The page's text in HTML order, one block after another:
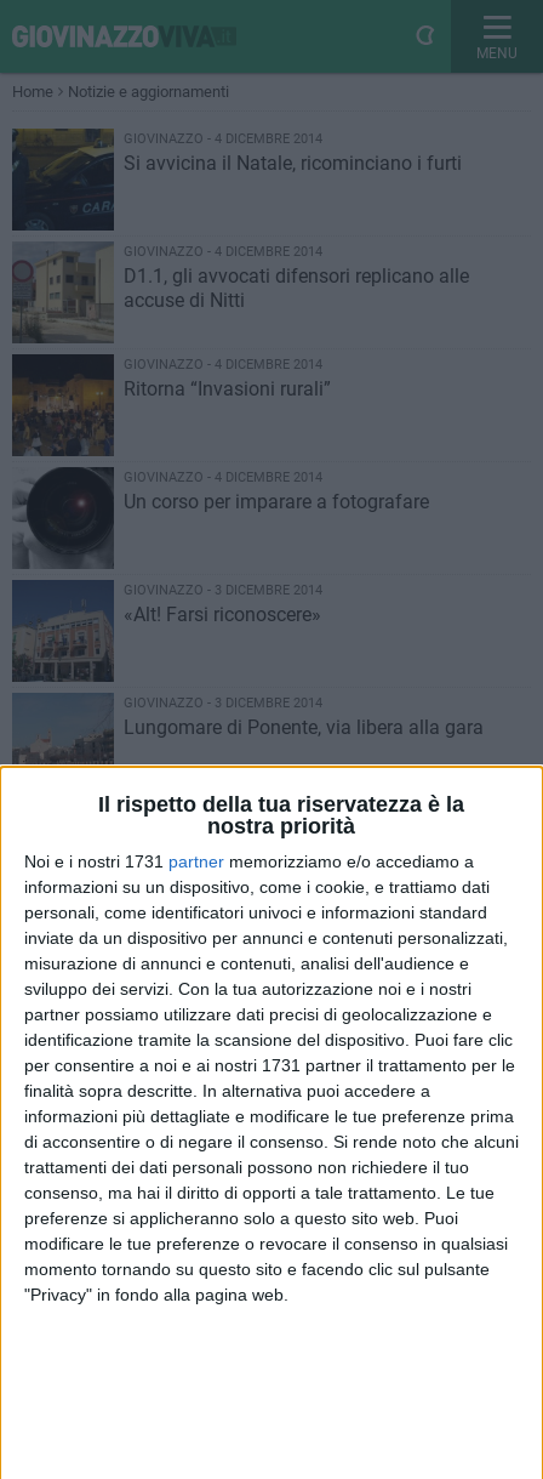
Il rispetto della tua riservatezza è la
nostra priorità
Noi e i nostri 1731 partner memorizziamo e/o accediamo a
informazioni su un dispositivo, come i cookie, e trattiamo dati
personali, come identificatori univoci e informazioni standard
inviate da un dispositivo per annunci e contenuti personalizzati,
misurazione di annunci e contenuti, analisi dell'audience e
sviluppo dei servizi. Con la tua autorizzazione noi e i nostri
partner possiamo utilizzare dati precisi di geolocalizzazione e
identificazione tramite la scansione del dispositivo. Puoi fare clic
per consentire a noi e ai nostri 1731 partner il trattamento per le
finalità sopra descritte. In alternativa puoi accedere a
informazioni più dettagliate e modificare le tue preferenze prima
di acconsentire o di negare il consenso. Si rende noto che alcuni
trattamenti dei dati personali possono non richiedere il tuo
consenso, ma hai il diritto di opporti a tale trattamento. Le tue
preferenze si applicheranno solo a questo sito web. Puoi
modificare le tue preferenze o revocare il consenso in qualsiasi
momento tornando su questo sito e facendo clic sul pulsante
"Privacy" in fondo alla pagina web.
MENU
Home Notizie e aggiornamenti
GIOVINAZZO - 4 DICEMBRE 2014
Si avvicina il Natale, ricominciano i furti
GIOVINAZZO - 4 DICEMBRE 2014
D1.1, gli avvocati difensori replicano alle
accuse di Nitti
GIOVINAZZO - 4 DICEMBRE 2014
Ritorna “Invasioni rurali”
GIOVINAZZO - 4 DICEMBRE 2014
Un corso per imparare a fotografare
GIOVINAZZO - 3 DICEMBRE 2014
«Alt! Farsi riconoscere»
GIOVINAZZO - 3 DICEMBRE 2014
Lungomare di Ponente, via libera alla gara
GIOVINAZZO - 3 DICEMBRE 2014
L’eterna lotta tra bene e male
GIOVINAZZO - 3 DICEMBRE 2014
Gli animali e l’ambiente a scuola
GIOVINAZZO - 2 DICEMBRE 2014
Formazione giornalistica, quinto
appuntamento con “La relazione umana oggi”
GIOVINAZZO - 2 DICEMBRE 2014
Ecco i nuovi marescialli della Polizia Locale
GIOVINAZZO - 2 DICEMBRE 2014
Inaugurata mostra presepi presso il Vittorio